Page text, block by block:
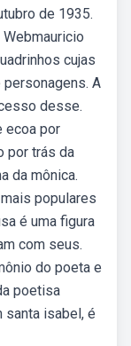
de 1935.
cujas
A
desse.
ecoa por
por trás da
da mônica.
populares
é uma figura
com seus.
do poeta e
poetisa
santa isabel, é